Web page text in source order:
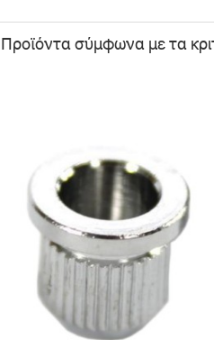
Προϊόντα σύμφωνα με τα